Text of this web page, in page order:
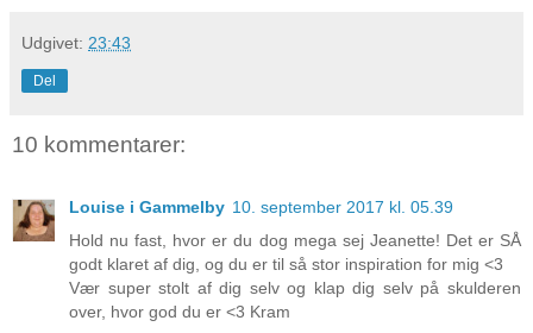
Udgivet: 23:43
Del
10 kommentarer:
Louise i Gammelby 10. september 2017 kl. 05.39
Hold nu fast, hvor er du dog mega sej Jeanette! Det er SÅ
godt klaret af dig, og du er til så stor inspiration for mig <3
Vær super stolt af dig selv og klap dig selv på skulderen
over, hvor god du er <3 Kram